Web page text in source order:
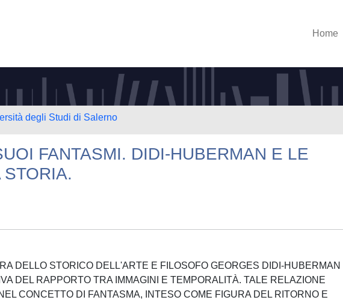
Home
degli Studi di Salerno
FANTASMI. DIDI-HUBERMAN E LE
DELLO STORICO DELL'ARTE E FILOSOFO GEORGES DIDI-HUBERMAN
DEL RAPPORTO TRA IMMAGINI E TEMPORALITÀ. TALE RELAZIONE
CONCETTO DI FANTASMA, INTESO COME FIGURA DEL RITORNO E